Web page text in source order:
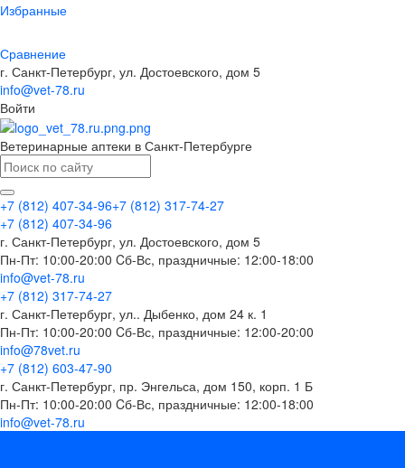
Избранные
Сравнение
г. Санкт-Петербург, ул. Достоевского, дом 5
info@vet-78.ru
Войти
Ветеринарные аптеки в Санкт-Петербурге
+7 (812) 407-34-96+7 (812) 317-74-27
+7 (812) 407-34-96
г. Санкт-Петербург, ул. Достоевского, дом 5
Пн-Пт: 10:00-20:00 Cб-Вс, праздничные: 12:00-18:00
info@vet-78.ru
+7 (812) 317-74-27
г. Санкт-Петербург, ул.. Дыбенко, дом 24 к. 1
Пн-Пт: 10:00-20:00 Cб-Вс, праздничные: 12:00-20:00
info@78vet.ru
+7 (812) 603-47-90
г. Санкт-Петербург, пр. Энгельса, дом 150, корп. 1 Б
Пн-Пт: 10:00-20:00 Cб-Вс, праздничные: 12:00-18:00
info@vet-78.ru